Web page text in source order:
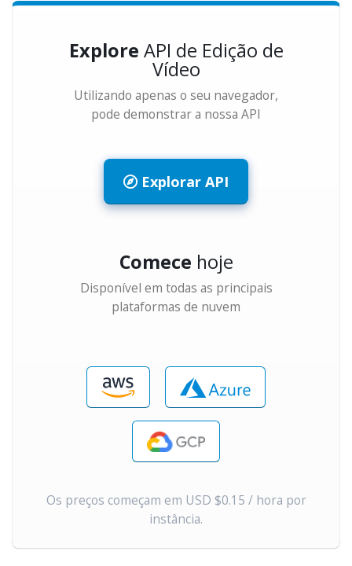
Explore API de Edição de
Vídeo
Utilizando apenas o seu navegador,
pode demonstrar a nossa API
Explorar API
Comece hoje
Disponível em todas as principais
plataformas de nuvem
Os preços começam em USD $0.15 / hora por
instância.